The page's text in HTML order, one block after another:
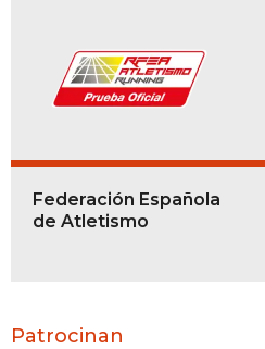
Federación Española
de Atletismo
Patrocinan